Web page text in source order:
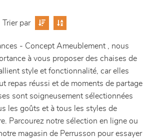
Trier par
- Concept Ameublement , nous
à vous proposer des chaises de
style et fonctionnalité, car elles
repas réussi et de moments de partage
sont soigneusement sélectionnées
les goûts et à tous les styles de
Parcourez notre sélection en ligne ou
magasin de Perrusson pour essayer